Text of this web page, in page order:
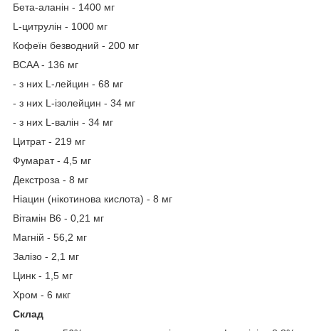
Бета-аланін - 1400 мг
L-цитрулін - 1000 мг
Кофеїн безводний - 200 мг
BCAA - 136 мг
- з них L-лейцин - 68 мг
- з них L-ізолейцин - 34 мг
- з них L-валін - 34 мг
Цитрат - 219 мг
Фумарат - 4,5 мг
Декстроза - 8 мг
Ніацин (нікотинова кислота) - 8 мг
Вітамін B6 - 0,21 мг
Магній - 56,2 мг
Залізо - 2,1 мг
Цинк - 1,5 мг
Хром - 6 мкг
Склад